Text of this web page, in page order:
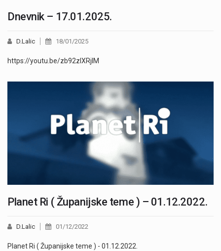
Dnevnik – 17.01.2025.
D.Lalic 18/01/2025
https://youtu.be/zb92zlXRjlM
Planet Ri ( Županijske teme ) – 01.12.2022.
D.Lalic 01/12/2022
Planet Ri ( Županijske teme ) - 01.12.2022.